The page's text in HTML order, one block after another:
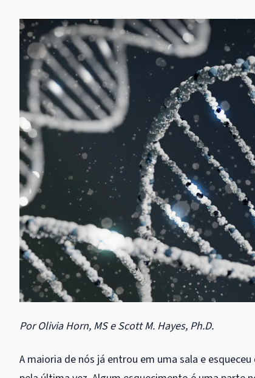
Por Olivia Horn, MS e Scott M. Hayes, Ph.D.
A maioria de nós já entrou em uma sala e